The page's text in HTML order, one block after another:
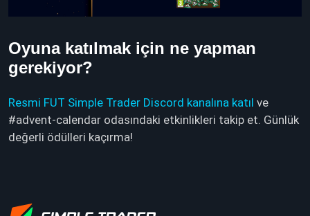
Oyuna katılmak için ne yapman
gerekiyor?
Resmi FUT Simple Trader Discord kanalına katıl ve
#advent-calendar odasındaki etkinlikleri takip et. Günlük
değerli ödülleri kaçırma!